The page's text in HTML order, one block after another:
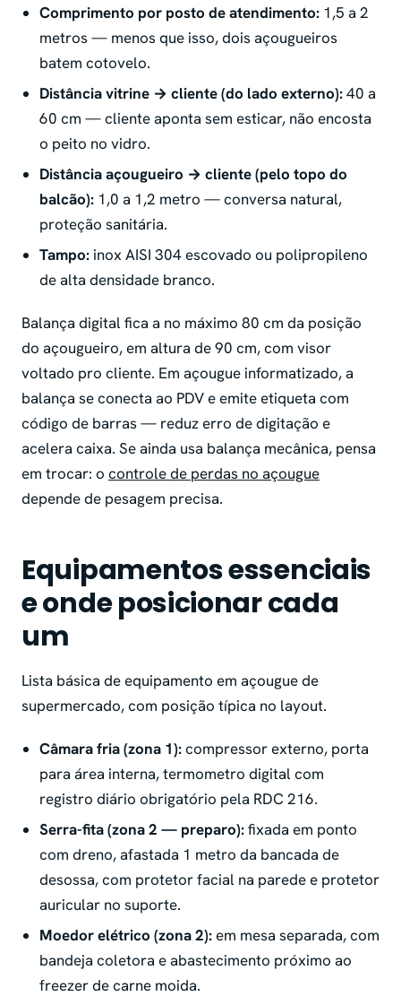
Comprimento por posto de atendimento: 1,5 a 2
metros — menos que isso, dois açougueiros
batem cotovelo.
Distância vitrine → cliente (do lado externo):40 a
60 cm — cliente aponta sem esticar, não encosta
o peito no vidro.
Distância açougueiro → cliente (pelo topo do
balcão): 1,0 a 1,2 metro — conversa natural,
proteção sanitária.
Tampo: inox AISI 304 escovado ou polipropileno
de alta densidade branco.
Balança digital fica a no máximo 80 cm da posição
do açougueiro, em altura de 90 cm, com visor
voltado pro cliente. Em açougue informatizado, a
balança se conecta ao PDV e emite etiqueta com
código de barras — reduz erro de digitação e
acelera caixa. Se ainda usa balança mecânica, pensa
em trocar: o controle de perdas no açougue
depende de pesagem precisa.
Equipamentos essenciais
e onde posicionar cada
um
Lista básica de equipamento em açougue de
supermercado, com posição típica no layout.
Câmara fria (zona 1):compressor externo, porta
para área interna, termometro digital com
registro diário obrigatório pela RDC 216.
Serra-fita (zona 2 — preparo):fixada em ponto
com dreno, afastada 1 metro da bancada de
desossa, com protetor facial na parede e protetor
auricular no suporte.
Moedor elétrico (zona 2):em mesa separada, com
bandeja coletora e abastecimento próximo ao
freezer de carne moida.